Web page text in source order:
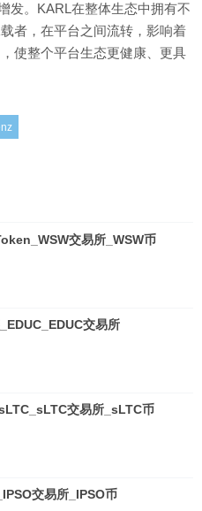
发。KARL在整体生态中拥有不
者，在平台之间流转，影响着
使整个平台生态更健康、更具
交易所_WSW币
交易所
交易所_sLTC币
交易所_IPSO币